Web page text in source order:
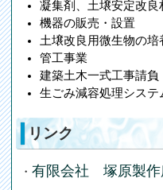
凝集剤、土壌安定改良
機器の販売・設置
土壌改良用微生物の培
管工事業
建築土木一式工事請
生ごみ減容処理システ
リンク
・ 有限会社 塚原製作